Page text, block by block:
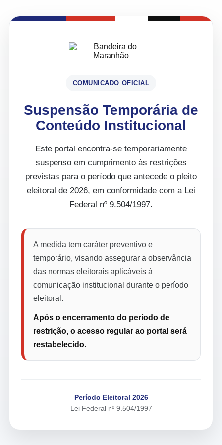
COMUNICADO OFICIAL
Suspensão Temporária de
Conteúdo Institucional
Este portal encontra-se temporariamente
suspenso em cumprimento às restrições
previstas para o período que antecede o pleito
eleitoral de 2026, em conformidade com a Lei
Federal nº 9.504/1997.
A medida tem caráter preventivo e
temporário, visando assegurar a observância
das normas eleitorais aplicáveis à
comunicação institucional durante o período
eleitoral.
Após o encerramento do período de
restrição, o acesso regular ao portal será
restabelecido.
Período Eleitoral 2026
Lei Federal nº 9.504/1997